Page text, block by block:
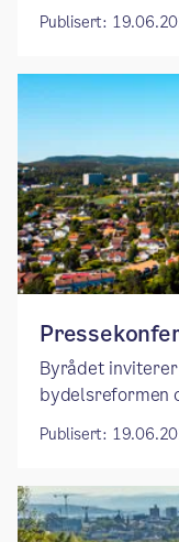
Publisert:
Byrådet
bydelsreformen
Publisert: